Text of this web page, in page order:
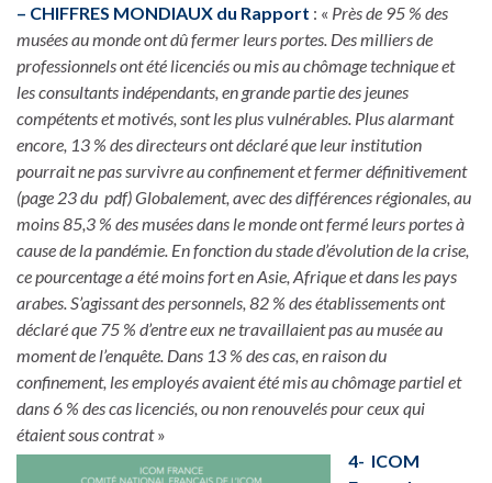
– CHIFFRES MONDIAUX du Rapport : « Près de 95 % des
musées au monde ont dû fermer leurs portes. Des milliers de
professionnels ont été licenciés ou mis au chômage technique et
les consultants indépendants, en grande partie des jeunes
compétents et motivés, sont les plus vulnérables. Plus alarmant
encore, 13 % des directeurs ont déclaré que leur institution
pourrait ne pas survivre au confinement et fermer définitivement
(page 23 du pdf) Globalement, avec des différences régionales, au
moins 85,3 % des musées dans le monde ont fermé leurs portes à
cause de la pandémie. En fonction du stade d’évolution de la crise,
ce pourcentage a été moins fort en Asie, Afrique et dans les pays
arabes. S’agissant des personnels, 82 % des établissements ont
déclaré que 75 % d’entre eux ne travaillaient pas au musée au
moment de l’enquête. Dans 13 % des cas, en raison du
confinement, les employés avaient été mis au chômage partiel et
dans 6 % des cas licenciés, ou non renouvelés pour ceux qui
étaient sous contrat»
4- ICOM